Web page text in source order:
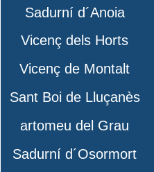
Sadurní d´Anoia
Vicenç dels Horts
Vicenç de Montalt
Sant Boi de Lluçanès
artomeu del Grau
Sadurní d´Osormort